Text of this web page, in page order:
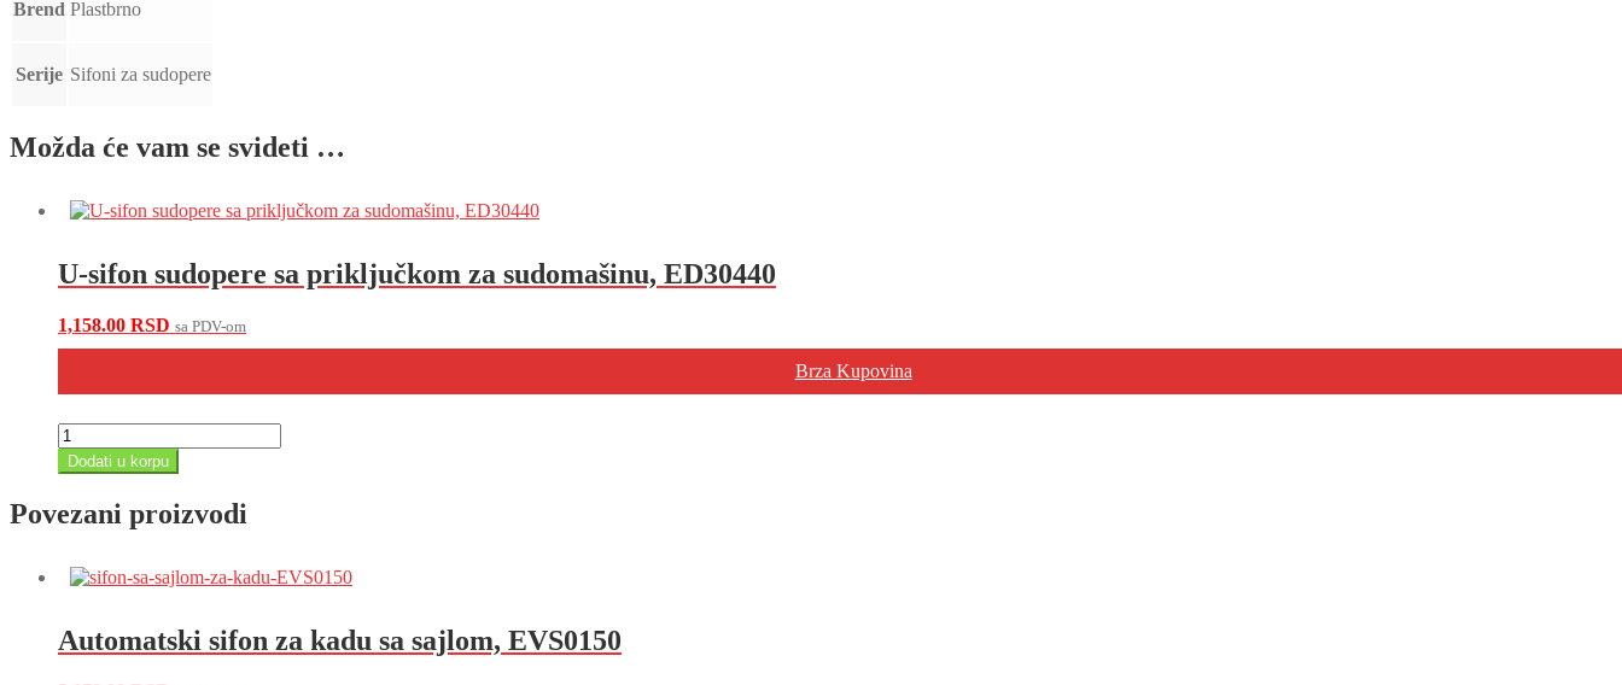
Brend Plastbrno
Serije Sifoni za sudopere
Možda će vam se svideti …
U-sifon sudopere sa priključkom za sudomašinu, ED30440
1,158.00 RSD sa PDV-om
Brza Kupovina
U-
sifon
sudopere
priključkom
sudomašinu,
ED30440
Dodati u korpu
Povezani proizvodi
Automatski sifon za kadu sa sajlom, EVS0150